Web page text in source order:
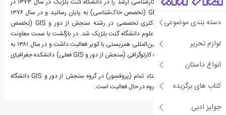
دسته بندی موضوعی
لوازم تحریر
انواع داستان
کتاب های برگزیده
جوایز ادبی
رشته سنجش از دور و GIS (تخصص خاک‌شناسی) به پایان رسانید و در سال ۱۳۷۶
موفق به دریافت درجه دکتری تخصصی در رشته سنجش از دور و GIS (تخصص
خاک‌شناسی) از دانشکده علوم دانشگاه گنت بلژیک شد. در بازگشت با سمت معاونت
پژوهشی مرکز تحقیقات بین‌المللی همزیستی با کویر فعالیت داشت و در سال ۱۳۸۱ به
عضویت هیئت علمی گروه کارتوگرافی (سنجش از دور و GIS فعلی) دانشکده جغرافیای
دانشگاه تهران پیوست.
وی هم‌اکنون به عنوان استاد تمام (پروفسور) در گروه سنجش از دور و GIS دانشگاه
تهران به عنوان مدیر این گروه در حال فعالیت است.